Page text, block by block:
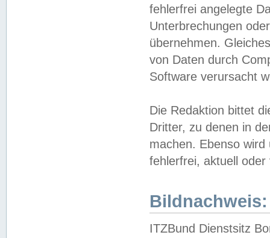
fehlerfrei angelegte
Unterbrechungen
übernehmen.
von Daten durch
Software verursacht
Die Redaktion bittet
Dritter, zu denen in
machen. Ebenso
fehlerfrei, aktuell oder
Bildnachweis:
ITZBund Dienstsitz